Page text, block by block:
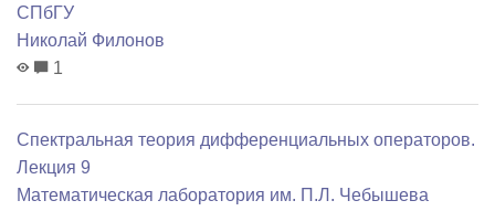
СПбГУ
Николай Филонов
1
Спектральная теория дифференциальных операторов.
Лекция 9
Математичеcкая лаборатория им. П.Л. Чебышева